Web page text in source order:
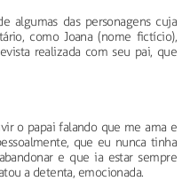
algumas das personagens cuja
como Joana (nome fictício),
realizada com seu pai, que
o papai falando que me ama e
que eu nunca tinha
e que ia estar sempre
a detenta, emocionada.